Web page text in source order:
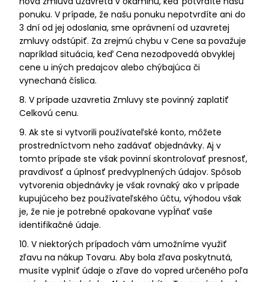
ponuku. V prípade, že našu ponuku nepotvrdíte ani do
3 dní od jej odoslania, sme oprávnení od uzavretej
zmluvy odstúpiť. Za zrejmú chybu v Cene sa považuje
napríklad situácia, keď Cena nezodpovedá obvyklej
cene u iných predajcov alebo chýbajúca či
vynechaná číslica.
8. V prípade uzavretia Zmluvy ste povinný zaplatiť
Celkovú cenu.
9. Ak ste si vytvorili používateľské konto, môžete
prostredníctvom neho zadávať objednávky. Aj v
tomto prípade ste však povinní skontrolovať presnosť,
pravdivosť a úplnosť predvyplnených údajov. Spôsob
vytvorenia objednávky je však rovnaký ako v prípade
kupujúceho bez používateľského účtu, výhodou však
je, že nie je potrebné opakovane vypĺňať vaše
identifikačné údaje.
10. V niektorých prípadoch vám umožníme využiť
zľavu na nákup Tovaru. Aby bola zľava poskytnutá,
musíte vyplniť údaje o zľave do vopred určeného poľa